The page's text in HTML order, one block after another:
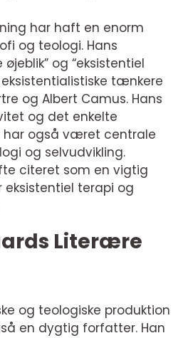
har haft en enorm
og teologi. Hans
og “eksistentiel
eksistentialistiske tænkere
og Albert Camus. Hans
og det enkelte
har også været centrale
og selvudvikling.
citeret som en vigtig
eksistentiel terapi og
Literære
og teologiske produktion
en dygtig forfatter. Han